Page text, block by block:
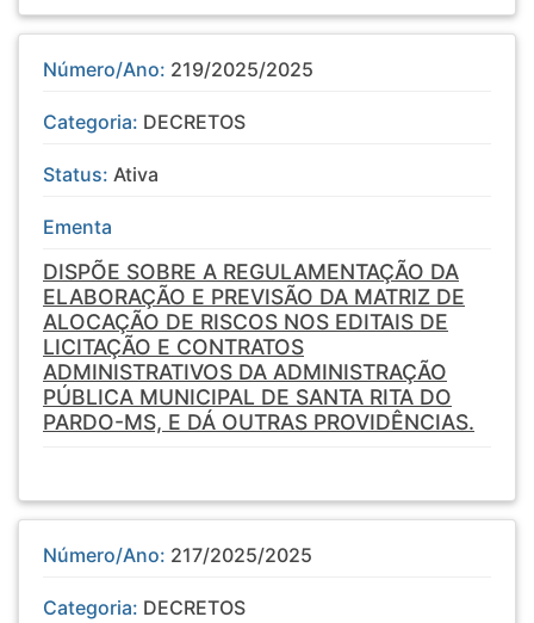
Número/Ano: 219/2025/2025
Categoria: DECRETOS
Status: Ativa
Ementa
DISPÕE SOBRE A REGULAMENTAÇÃO DA
ELABORAÇÃO E PREVISÃO DA MATRIZ DE
ALOCAÇÃO DE RISCOS NOS EDITAIS DE
LICITAÇÃO E CONTRATOS
ADMINISTRATIVOS DA ADMINISTRAÇÃO
PÚBLICA MUNICIPAL DE SANTA RITA DO
PARDO-MS, E DÁ OUTRAS PROVIDÊNCIAS.
Número/Ano: 217/2025/2025
Categoria: DECRETOS